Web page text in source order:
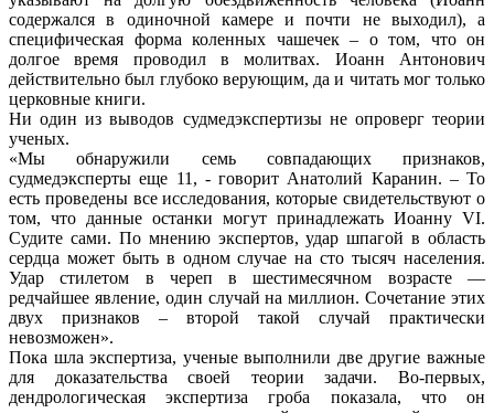
содержался в одиночной камере и почти не выходил), а
специфическая форма коленных чашечек – о том, что он
долгое время проводил в молитвах. Иоанн Антонович
действительно был глубоко верующим, да и читать мог только
церковные книги.
Ни один из выводов судмедэкспертизы не опроверг теории
ученых.
«Мы обнаружили семь совпадающих признаков,
судмедэксперты еще 11, - говорит Анатолий Каранин. – То
есть проведены все исследования, которые свидетельствуют о
том, что данные останки могут принадлежать Иоанну VI.
Судите сами. По мнению экспертов, удар шпагой в область
сердца может быть в одном случае на сто тысяч населения.
Удар стилетом в череп в шестимесячном возрасте —
редчайшее явление, один случай на миллион. Сочетание этих
двух признаков – второй такой случай практически
невозможен».
Пока шла экспертиза, ученые выполнили две другие важные
для доказательства своей теории задачи. Во-первых,
дендрологическая экспертиза гроба показала, что он